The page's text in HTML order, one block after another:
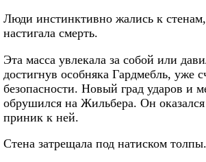
Люди инстинктивно жались к
настигала смерть.
Эта масса увлекала за собой или
достигнув особняка Гардмебль, уже
безопасности. Новый град ударов и
обрушился на Жильбера. Он
приник к ней.
Стена затрещала под натиском толпы.